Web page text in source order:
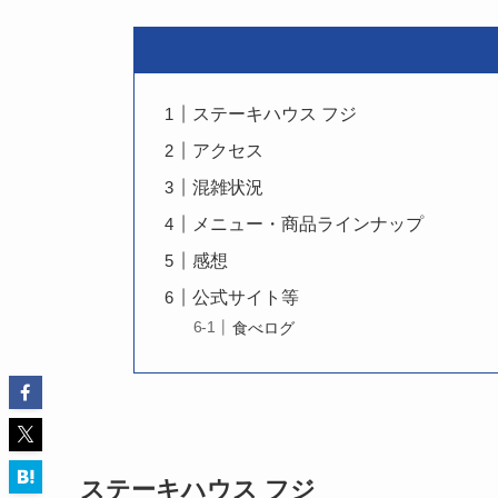
ステーキハウス フジ
アクセス
混雑状況
メニュー・商品ラインナップ
感想
公式サイト等
食べログ
ステーキハウス フジ